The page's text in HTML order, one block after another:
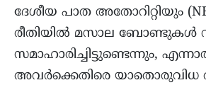
ദേശീയ പാത അതോറിറ്റിയും
രീതിയില്‍ മസാല ബോണ്ടുകൾ
സമാഹാരിച്ചിട്ടുണ്ടെന്നും,
അവർക്കെതിരെ